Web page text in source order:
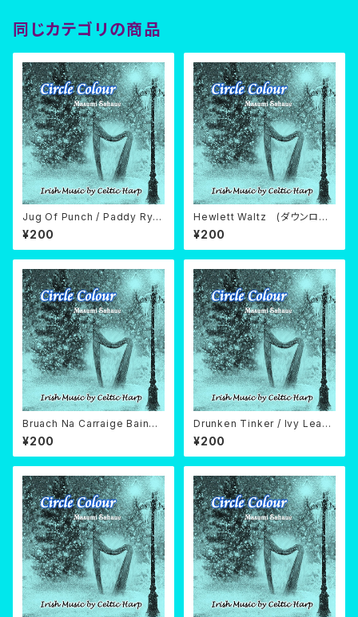
同じカテゴリの商品
Jug Of Punch / Paddy Rya
n's Dream (ダウンロード)
¥200
Hewlett Waltz (ダウンロー
ド)
¥200
Bruach Na Carraige Baine
(ダウンロード)
¥200
Drunken Tinker / Ivy Leaf /
Wild Irishman (ダウンロー
ド)
¥200